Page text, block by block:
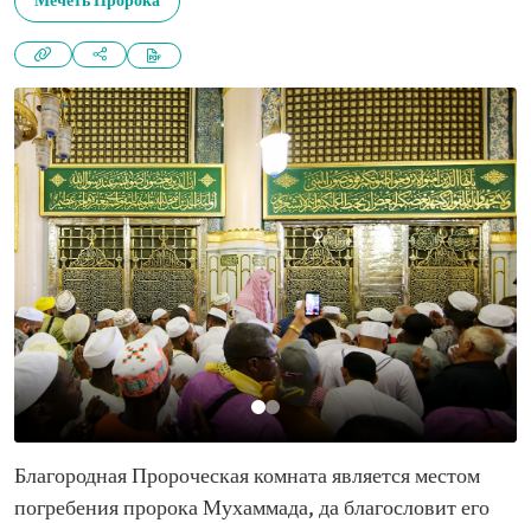
Благородная Пророческая комната является местом
погребения пророка Мухаммада, да благословит его